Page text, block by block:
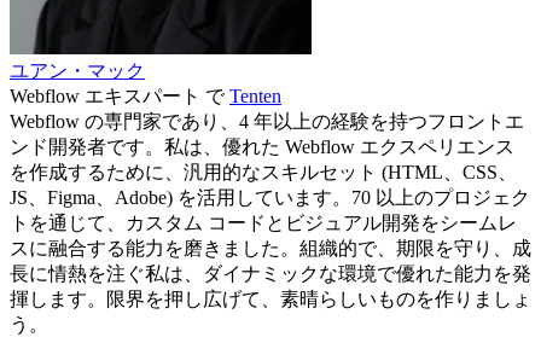
ユアン・マック
Webflow エキスパート でTenten
Webflow の専門家であり、4 年以上の経験を持つフロントエ
ンド開発者です。私は、優れた Webflow エクスペリエンス
を作成するために、汎用的なスキルセット (HTML、CSS、
JS、Figma、Adobe) を活用しています。70 以上のプロジェク
トを通じて、カスタム コードとビジュアル開発をシームレ
スに融合する能力を磨きました。組織的で、期限を守り、成
長に情熱を注ぐ私は、ダイナミックな環境で優れた能力を発
揮します。限界を押し広げて、素晴らしいものを作りましょ
う。